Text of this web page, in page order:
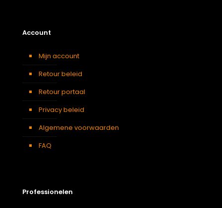
Account
Mijn account
Retour beleid
Retour portaal
Privacy beleid
Algemene voorwaarden
FAQ
Professionelen